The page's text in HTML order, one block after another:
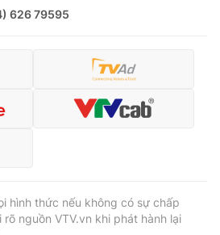
626 79595
hình thức nếu không có sự chấp
nguồn VTV.vn khi phát hành lại